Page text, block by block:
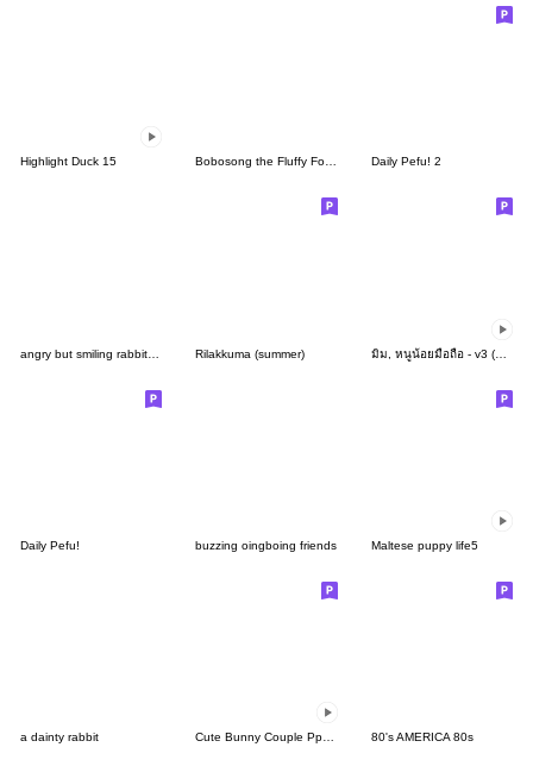
Highlight Duck 15 Bobosong the Fluffy Fox 9 Daily Pefu! 2
Rilakkuma (summer) มิม, หนูน้อยมือถือ - v3 (ฮาโลวีน)
Daily Pefu! buzzing oingboing friends Maltese puppy life5
a dainty rabbit Cute Bunny Couple Ppoya & PpoPpo Ver.2 80's AMERICA 80s